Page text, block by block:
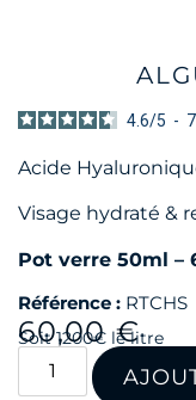
4.6/5 - 7
Acide
Visage hydraté &
Pot verre 50ml –
Référence : RTCHS
60,00€
Soit 1200€ le litre